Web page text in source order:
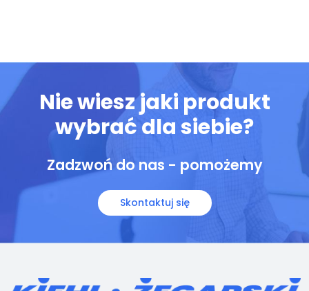
Nie wiesz jaki produkt
wybrać dla siebie?
Zadzwoń do nas - pomożemy
Skontaktuj się